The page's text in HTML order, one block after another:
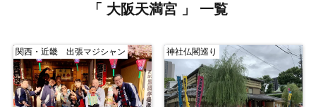
「 大阪天満宮 」 一覧
関西・近畿 出張マジシャン 神社仏閣巡り